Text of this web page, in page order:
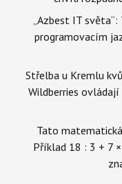
„Azbest IT
programovacím
Střelba u Kremlu
Wildberries ovládají
Tato
Příklad 18 : 3 + 7